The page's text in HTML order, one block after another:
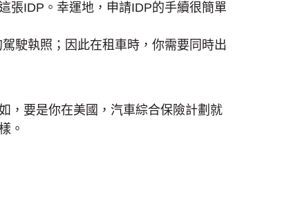
張IDP。幸運地，申請IDP的手續很簡單
駛執照；因此在租車時，你需要同時出
，要是你在美國，汽車綜合保險計劃就
。